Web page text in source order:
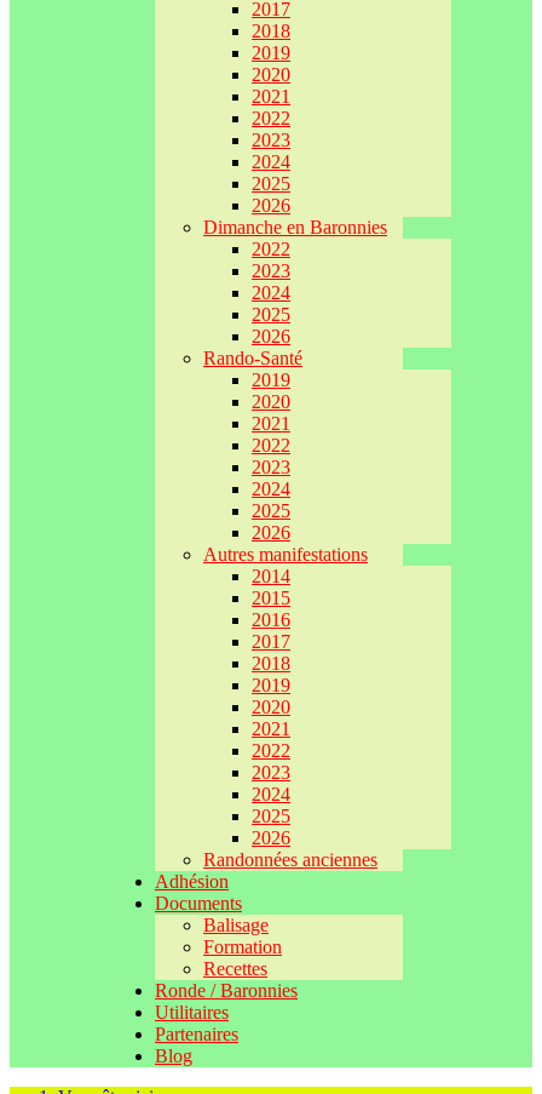
2017
2018
2019
2020
2021
2022
2023
2024
2025
2026
Dimanche en Baronnies
2022
2023
2024
2025
2026
Rando-Santé
2019
2020
2021
2022
2023
2024
2025
2026
Autres manifestations
2014
2015
2016
2017
2018
2019
2020
2021
2022
2023
2024
2025
2026
Randonnées anciennes
Adhésion
Documents
Balisage
Formation
Recettes
Ronde / Baronnies
Utilitaires
Partenaires
Blog